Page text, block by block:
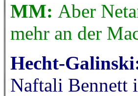
MM: Aber
mehr an der
Hecht-
Naftali Bennett